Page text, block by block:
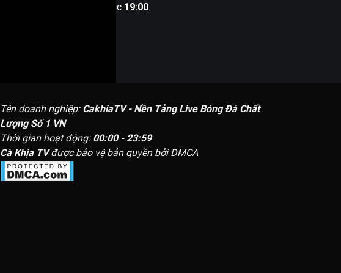
sẽ diễn ra vào lúc 19:00.
Tên doanh nghiệp: CakhiaTV - Nền Tảng Live Bóng Đá Chất
Lượng Số 1 VN
Thời gian hoạt động: 00:00 - 23:59
Cà Khịa TVđược bảo vệ bản quyền bởi DMCA